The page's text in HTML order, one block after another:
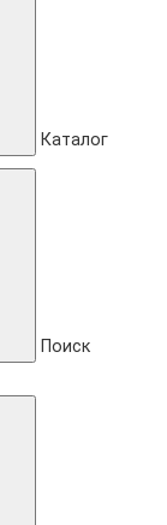
Каталог
Поиск